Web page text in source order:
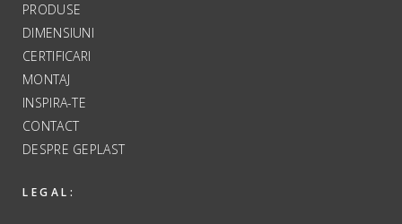
PRODUSE
DIMENSIUNI
CERTIFICARI
MONTAJ
INSPIRA-TE
CONTACT
DESPRE GEPLAST
LEGAL: